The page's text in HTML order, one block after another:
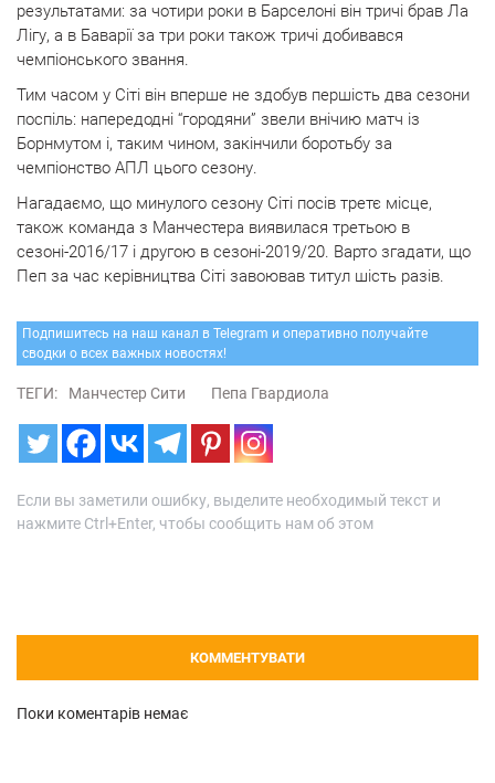
результатами: за чотири роки в Барселоні він тричі брав Ла
Лігу, а в Баварії за три роки також тричі добивався
чемпіонського звання.
Тим часом у Сіті він вперше не здобув першість два сезони
поспіль: напередодні “городяни” звели внічию матч із
Борнмутом і, таким чином, закінчили боротьбу за
чемпіонство АПЛ цього сезону.
Нагадаємо, що минулого сезону Сіті посів третє місце,
також команда з Манчестера виявилася третьою в
сезоні-2016/17 і другою в сезоні-2019/20. Варто згадати, що
Пеп за час керівництва Сіті завоював титул шість разів.
Подпишитесь на наш канал в Telegram и оперативно получайте
сводки о всех важных новостях!
ТЕГИ: Манчестер Сити Пепа Гвардиола
Если вы заметили ошибку, выделите необходимый текст и
нажмите Ctrl+Enter, чтобы сообщить нам об этом
КОММЕНТУВАТИ
Поки коментарів немає